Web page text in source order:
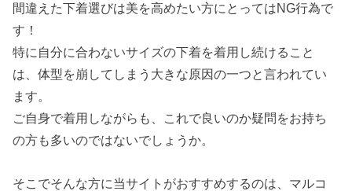
間違えた下着選びは美を高めたい方にとってはNG行為で
す！
特に自分に合わないサイズの下着を着用し続けること
は、体型を崩してしまう大きな原因の一つと言われてい
ます。
ご自身で着用しながらも、これで良いのか疑問をお持ち
の方も多いのではないでしょうか。
そこでそんな方に当サイトがおすすめするのは、マルコ